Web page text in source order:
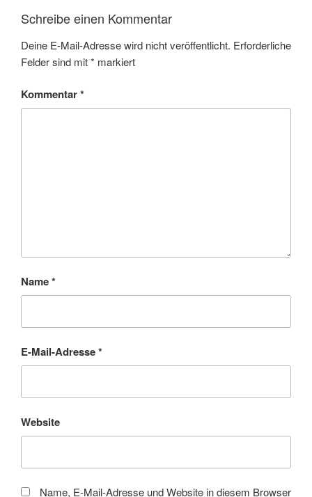
Schreibe einen Kommentar
Deine E-Mail-Adresse wird nicht veröffentlicht. Erforderliche
Felder sind mit* markiert
Kommentar*
Name*
E-Mail-Adresse*
Website
Name, E-Mail-Adresse und Website in diesem Browser